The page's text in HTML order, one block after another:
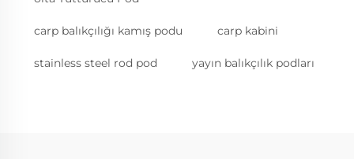
carp balıkçılığı kamış podu carp kabini
stainless steel rod pod yayın balıkçılık podları